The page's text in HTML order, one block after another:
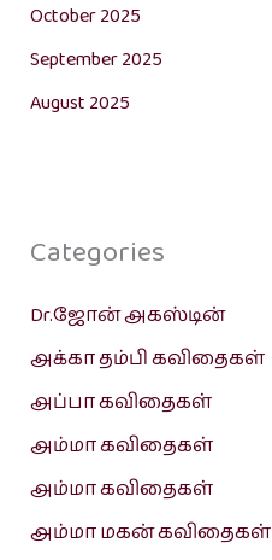
October 2025
September 2025
August 2025
Categories
Dr.ஜோன் அகஸ்டின்
அக்கா தம்பி கவிதைகள்
அப்பா கவிதைகள்
அம்மா கவிதைகள்
அம்மா கவிதைகள்
அம்மா மகன் கவிதைகள்